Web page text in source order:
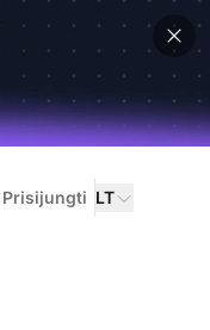
Prisijungti LT